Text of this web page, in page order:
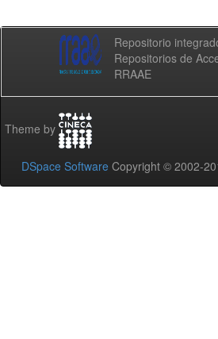
Repositorio
Repositorios de
RRAAE
Theme by
DSpace Software Copyright © 2002-